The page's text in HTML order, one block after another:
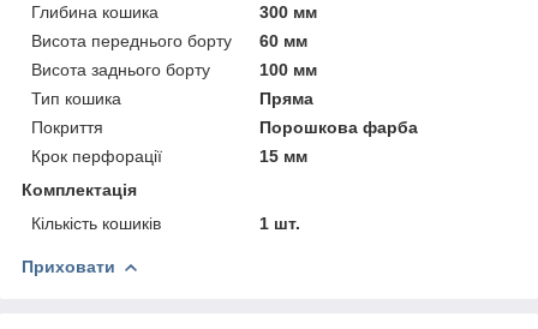
Глибина кошика
300 мм
Висота переднього борту
60 мм
Висота заднього борту
100 мм
Тип кошика
Пряма
Покриття
Порошкова фарба
Крок перфорації
15 мм
Комплектація
Кількість кошиків
1 шт.
Приховати